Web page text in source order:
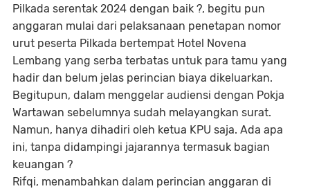
Pilkada serentak 2024 dengan baik ?, begitu pun
anggaran mulai dari pelaksanaan penetapan nomor
urut peserta Pilkada bertempat Hotel Novena
Lembang yang serba terbatas untuk para tamu yang
hadir dan belum jelas perincian biaya dikeluarkan.
Begitupun, dalam menggelar audiensi dengan Pokja
Wartawan sebelumnya sudah melayangkan surat.
Namun, hanya dihadiri oleh ketua KPU saja. Ada apa
ini, tanpa didampingi jajarannya termasuk bagian
keuangan ?
Rifqi, menambahkan dalam perincian anggaran di